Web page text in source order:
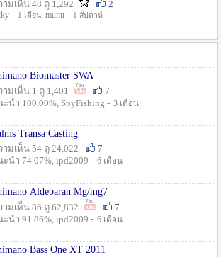
ามเห็น 48 ดู 1,292
2
- 1 เดือน, munu - 1 สัปดาห์
Biomaster SWA
ามเห็น 1 ดู 1,401
7
ะนำ 100.00%, SpyFishing - 3 เดือน
Transa Casting
ามเห็น 54 ดู 24,022
7
ะนำ 74.07%, ipd2009 - 6 เดือน
Aldebaran Mg/mg7
ามเห็น 86 ดู 62,832
7
ะนำ 91.86%, ipd2009 - 6 เดือน
Bass One XT 2011